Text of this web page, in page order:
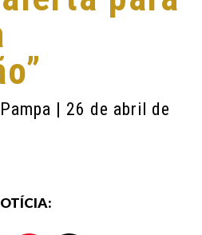
| 26 de abril de